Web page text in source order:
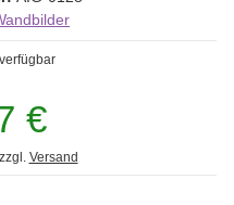
€
Versand